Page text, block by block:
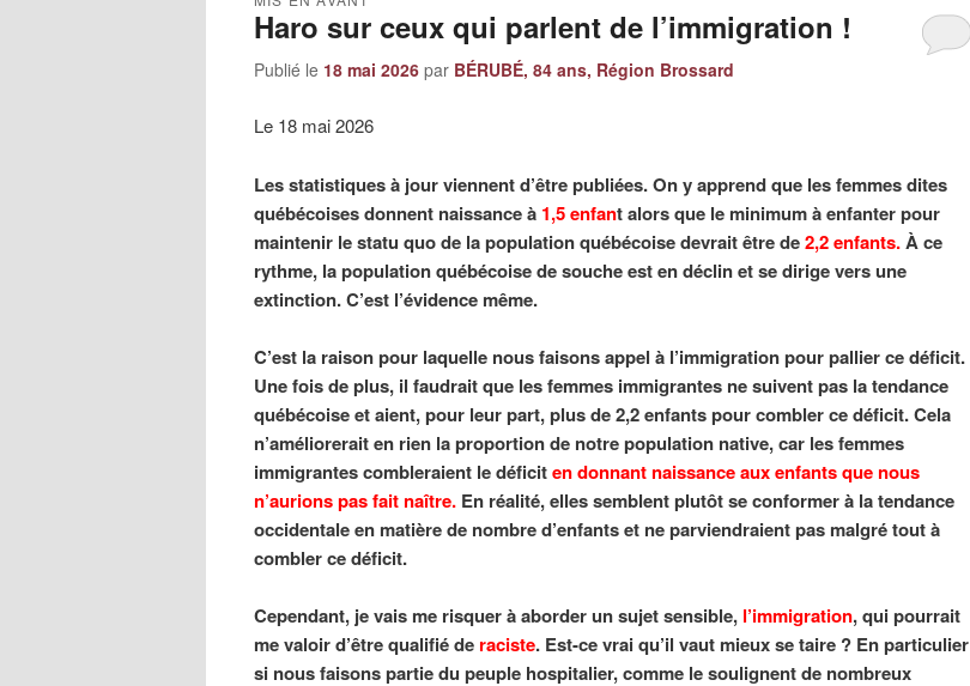
Haro sur ceux qui parlent de l’immigration !
Publié le 18 mai 2026 par BÉRUBÉ, 84 ans, Région Brossard
Le 18 mai 2026
Les statistiques à jour viennent d’être publiées. On y apprend que les femmes dites
québécoises donnent naissance à 1,5 enfant alors que le minimum à enfanter pour
maintenir le statu quo de la population québécoise devrait être de2,2 enfants.À ce
rythme, la population québécoise de souche est en déclin et se dirige vers une
extinction. C’est l’évidence même.
C’est la raison pour laquelle nous faisons appel à l’immigration pour pallier ce déficit.
Une fois de plus, il faudrait que les femmes immigrantes ne suivent pas la tendance
québécoise et aient, pour leur part, plus de 2,2 enfants pour combler ce déficit. Cela
n’améliorerait en rien la proportion de notre population native, car les femmes
immigrantes combleraient le déficiten donnant naissance aux enfants que nous
n’aurions pas fait naître. En réalité, elles semblent plutôt se conformer à la tendance
occidentale en matière de nombre d’enfants et ne parviendraient pas malgré tout à
combler ce déficit.
Cependant, je vais me risquer à aborder un sujet sensible, l’immigration, qui pourrait
me valoir d’être qualifié de raciste. Est-ce vrai qu’il vaut mieux se taire ? En particulier
si nous faisons partie du peuple hospitalier, comme le soulignent de nombreux